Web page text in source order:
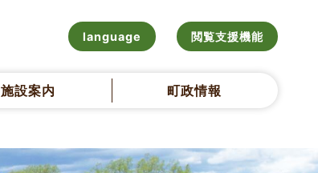
language 閲覧支援機能
施設案内 町政情報